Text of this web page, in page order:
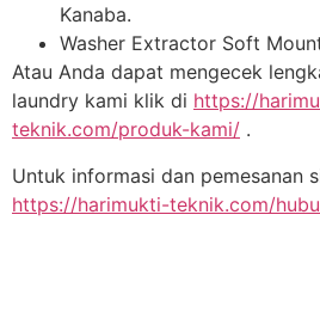
Kanaba.
Washer Extractor Soft
Atau Anda dapat mengecek
laundry kami klik di https://
teknik.com/produk-kami/ .
Untuk informasi dan pemesanan
https://harimukti-teknik.com/